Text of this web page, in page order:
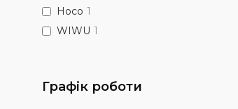
Hoco 1
WIWU 1
Графік роботи